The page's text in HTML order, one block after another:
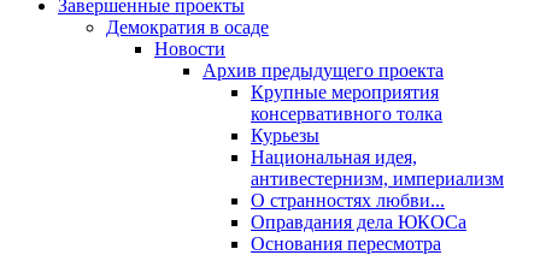
Завершенные проекты
Демократия в осаде
Новости
Архив предыдущего проекта
Крупные мероприятия
консервативного толка
Курьезы
Национальная идея,
антивестернизм, империализм
О странностях любви...
Оправдания дела ЮКОСа
Основания пересмотра